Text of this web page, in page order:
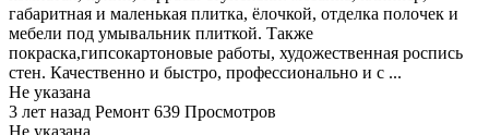
габаритная и маленькая плитка, ёлочкой, отделка полочек и
мебели под умывальник плиткой. Также
покраска,гипсокартоновые работы, художественная роспись
стен. Качественно и быстро, профессионально и с ...
Не указана
3 лет назад Ремонт 639 Просмотров